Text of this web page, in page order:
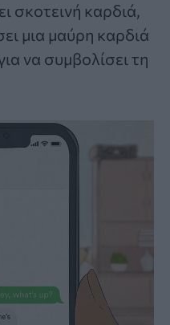
σκοτεινή καρδιά,
μια μαύρη καρδιά
να συμβολίσει τη